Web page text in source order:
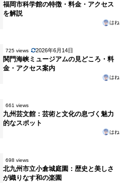
福岡市科学館の特徴・料金・アクセス
を解説
はね
725 views 2026年6月14日
関門海峡ミュージアムの見どころ・料
金・アクセス案内
はね
661 views
九州芸文館：芸術と文化の息づく魅力
的なスポット
はね
698 views
北九州市立小倉城庭園：歴史と美しさ
が織りなす和の楽園